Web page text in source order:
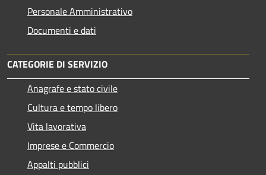
Personale Amministrativo
Documenti e dati
CATEGORIE DI SERVIZIO
Anagrafe e stato civile
Cultura e tempo libero
Vita lavorativa
Imprese e Commercio
Appalti pubblici